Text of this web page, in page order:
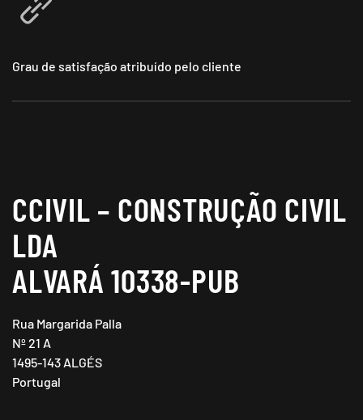
Grau de satisfação atribuído pelo cliente
CCIVIL – CONSTRUÇÃO CIVIL
LDA
ALVARÁ 10338-PUB
Rua Margarida Palla
Nº 21 A
1495-143 ALGÉS
Portugal